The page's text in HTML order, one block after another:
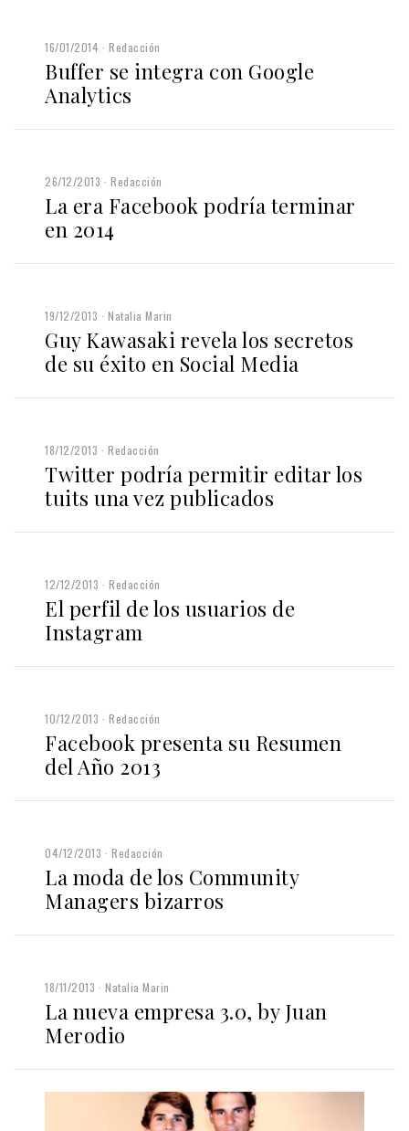
16/01/2014 Redacción
Buffer se integra con Google
Analytics
26/12/2013 Redacción
La era Facebook podría terminar
en 2014
19/12/2013 Natalia Marin
Guy Kawasaki revela los secretos
de su éxito en Social Media
18/12/2013 Redacción
Twitter podría permitir editar los
tuits una vez publicados
12/12/2013 Redacción
El perfil de los usuarios de
Instagram
10/12/2013 Redacción
Facebook presenta su Resumen
del Año 2013
04/12/2013 Redacción
La moda de los Community
Managers bizarros
18/11/2013 Natalia Marin
La nueva empresa 3.0, by Juan
Merodio